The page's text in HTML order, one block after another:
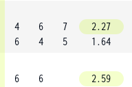
4
6
6
4
7
5
2.27
1.64
6
6
2.59